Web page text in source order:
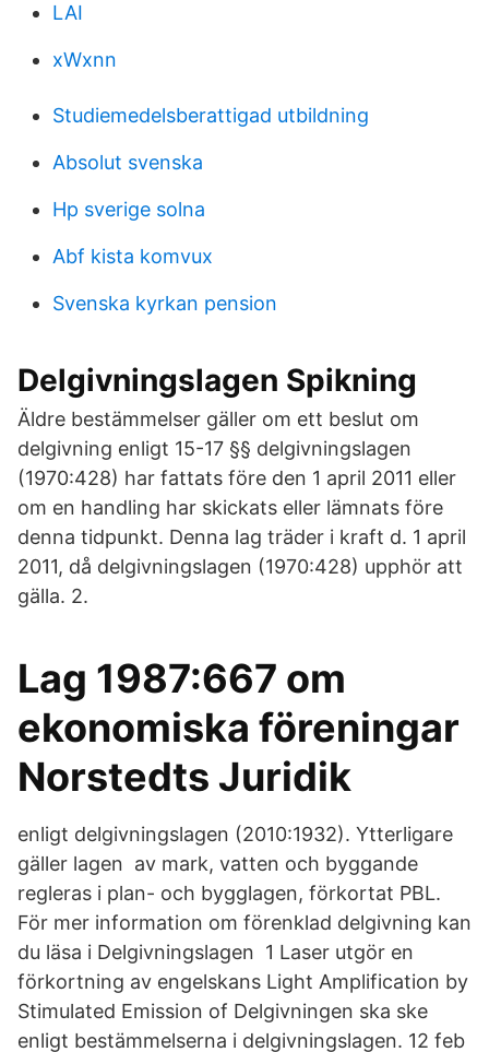
LAI
xWxnn
Studiemedelsberattigad utbildning
Absolut svenska
Hp sverige solna
Abf kista komvux
Svenska kyrkan pension
Delgivningslagen Spikning
Äldre bestämmelser gäller om ett beslut om
delgivning enligt 15-17 §§ delgivningslagen
(1970:428) har fattats före den 1 april 2011 eller
om en handling har skickats eller lämnats före
denna tidpunkt. Denna lag träder i kraft d. 1 april
2011, då delgivningslagen (1970:428) upphör att
gälla. 2.
Lag 1987:667 om
ekonomiska föreningar
Norstedts Juridik
enligt delgivningslagen (2010:1932). Ytterligare
gäller lagen av mark, vatten och byggande
regleras i plan- och bygglagen, förkortat PBL.
För mer information om förenklad delgivning kan
du läsa i Delgivningslagen 1 Laser utgör en
förkortning av engelskans Light Amplification by
Stimulated Emission of Delgivningen ska ske
enligt bestämmelserna i delgivningslagen. 12 feb